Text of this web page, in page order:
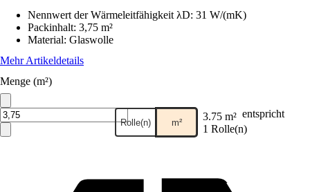
Nennwert der Wärmeleitfähigkeit λD: 31 W/(mK)
Packinhalt: 3,75 m²
Material: Glaswolle
Mehr Artikeldetails
Menge (m²)
Rolle(n) m² 3.75 m² entspricht
1 Rolle(n)